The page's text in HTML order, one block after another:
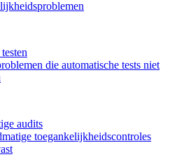
die automatische tests niet
audits
toegankelijkheidscontroles